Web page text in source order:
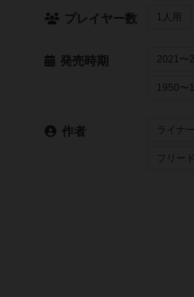
プレイヤー数 1人用
発売時期 2021〜
1950〜
作者 ライナ
フリー